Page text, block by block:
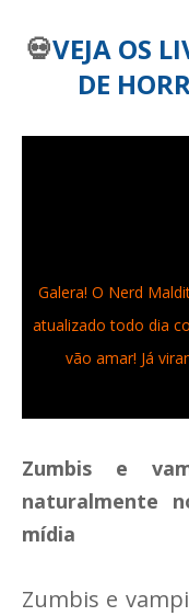
💀VEJA OS
DE
Galera! O Nerd
atualizado todo dia
vão amar! Já
Zumbis e
naturalmente
mídia
Zumbis e